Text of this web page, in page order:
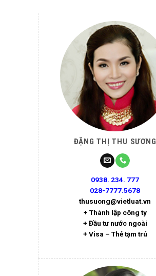
ĐẶNG THỊ THU SƯƠNG
0938. 234. 777
028-7777.5678
thusuong@vietluat.vn
+ Thành lập công ty
+ Đầu tư nước ngoài
+ Visa – Thẻ tạm trú